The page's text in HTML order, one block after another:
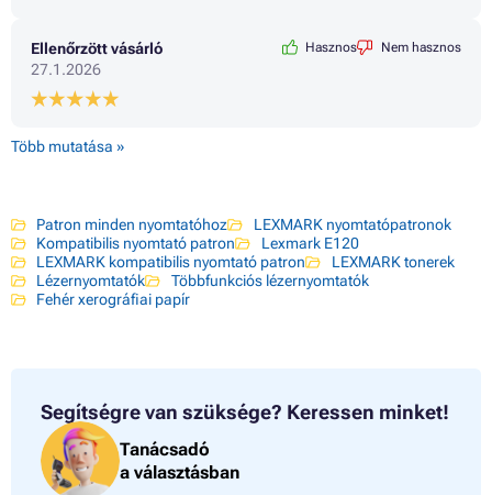
Ellenőrzött vásárló
27.1.2026
Hasznos Nem hasznos
Több mutatása »
Patron minden nyomtatóhoz
LEXMARK nyomtatópatronok
Kompatibilis nyomtató patron
Lexmark E120
LEXMARK kompatibilis nyomtató patron
LEXMARK tonerek
Lézernyomtatók
Többfunkciós lézernyomtatók
Fehér xerográfiai papír
Segítségre van szüksége? Keressen minket!
Tanácsadó
a választásban